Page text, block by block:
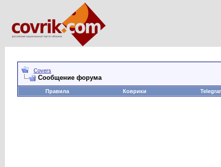
Covers
Сообщение форума
Правила Коврики